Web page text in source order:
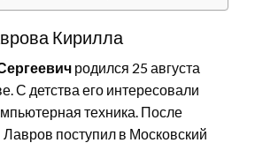
Кирилла
родился 25 августа
С детства его интересовали
техника. После
поступил в Московский